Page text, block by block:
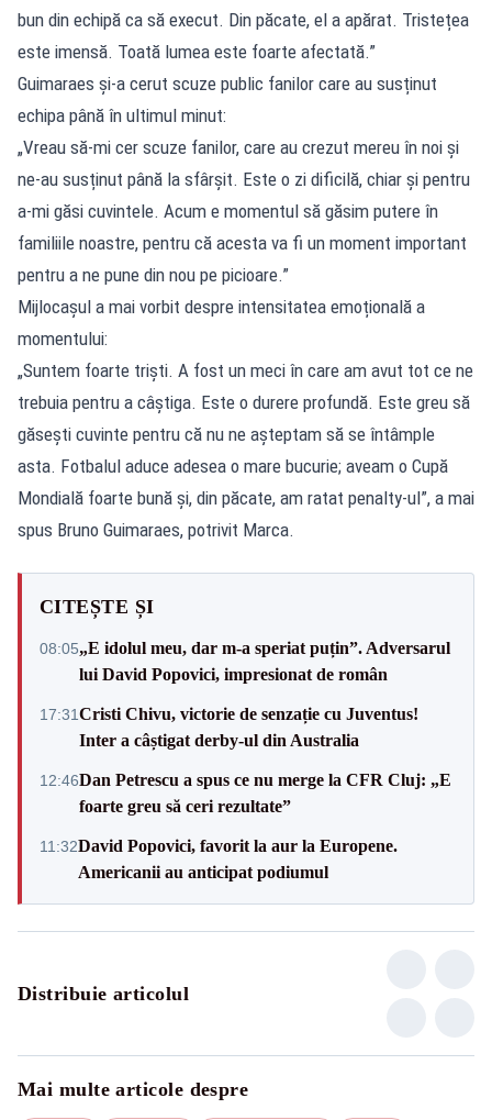
bun din echipă ca să execut. Din păcate, el a apărat. Tristețea
este imensă. Toată lumea este foarte afectată.”
Guimaraes și-a cerut scuze public fanilor care au susținut
echipa până în ultimul minut:
„Vreau să-mi cer scuze fanilor, care au crezut mereu în noi și
ne-au susținut până la sfârșit. Este o zi dificilă, chiar și pentru
a-mi găsi cuvintele. Acum e momentul să găsim putere în
familiile noastre, pentru că acesta va fi un moment important
pentru a ne pune din nou pe picioare.”
Mijlocașul a mai vorbit despre intensitatea emoțională a
momentului:
„Suntem foarte triști. A fost un meci în care am avut tot ce ne
trebuia pentru a câștiga. Este o durere profundă. Este greu să
găsești cuvinte pentru că nu ne așteptam să se întâmple
asta. Fotbalul aduce adesea o mare bucurie; aveam o Cupă
Mondială foarte bună și, din păcate, am ratat penalty-ul”, a mai
spus Bruno Guimaraes, potrivit Marca.
CITEȘTE ȘI
08:05„E idolul meu, dar m-a speriat puțin”. Adversarul
lui David Popovici, impresionat de român
17:31Cristi Chivu, victorie de senzație cu Juventus!
Inter a câștigat derby-ul din Australia
12:46Dan Petrescu a spus ce nu merge la CFR Cluj: „E
foarte greu să ceri rezultate”
11:32David Popovici, favorit la aur la Europene.
Americanii au anticipat podiumul
Distribuie articolul
Mai multe articole despre